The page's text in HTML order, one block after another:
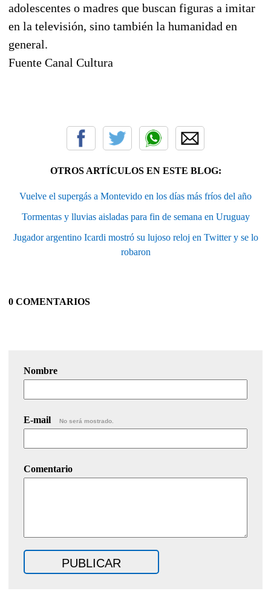
adolescentes o madres que buscan figuras a imitar
en la televisión, sino también la humanidad en
general.
Fuente Canal Cultura
OTROS ARTÍCULOS EN ESTE BLOG:
Vuelve el supergás a Montevido en los días más fríos del año
Tormentas y lluvias aisladas para fin de semana en Uruguay
Jugador argentino Icardi mostró su lujoso reloj en Twitter y se lo
robaron
0 COMENTARIOS
Nombre
E-mail No será mostrado.
Comentario